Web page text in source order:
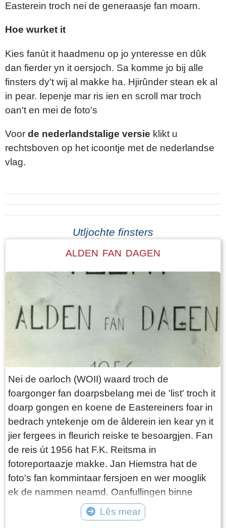
Easterein troch nei de generaasje fan moarn.
Hoe wurket it
Kies fanút it haadmenu op jo ynteresse en dûk
dan fierder yn it oersjoch. Sa komme jo bij alle
finsters dy't wij al makke ha. Hjirûnder stean ek al
in pear. Iepenje mar ris ien en scroll mar troch
oan't en mei de foto's
Voor de nederlandstalige versie klikt u
rechtsboven op het icoontje met de nederlandse
vlag.
Utljochte finsters
ALDEN FAN DAGEN
Nei de oarloch (WOII) waard troch de
foargonger fan doarpsbelang mei de 'list' troch it
doarp gongen en koene de Eastereiners foar in
bedrach yntekenje om de âlderein ien kear yn it
jier fergees in fleurich reiske te besoargjen. Fan
de reis út 1956 hat F.K. Reitsma in
fotoreportaazje makke. Jan Hiemstra hat de
foto's fan kommintaar fersjoen en wer mooglik
ek de nammen neamd. Oanfullingen binne
Lês mear